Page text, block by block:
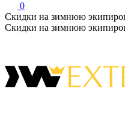
0
Скидки на зимнюю
Скидки на зимнюю